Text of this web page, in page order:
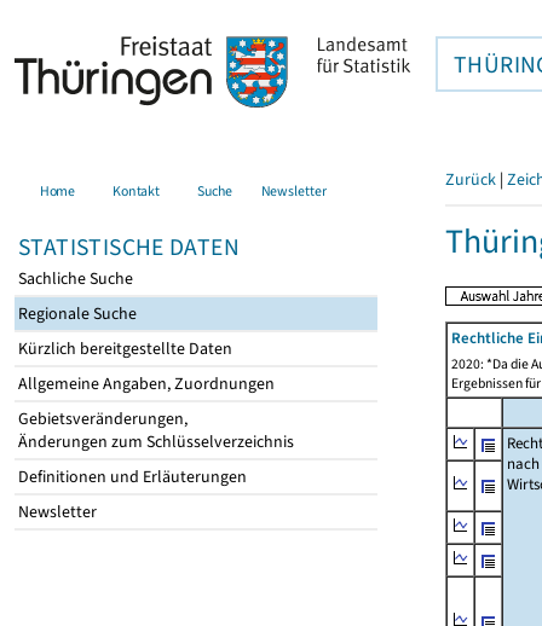
Home Kontakt Suche Newsletter
STATISTISCHE DATEN
Sachliche Suche
Regionale Suche
Kürzlich bereitgestellte Daten
Allgemeine Angaben, Zuordnungen
Gebietsveränderungen,
Änderungen zum Schlüsselverzeichnis
Definitionen und Erläuterungen
Newsletter
Zurück |
Rechtliche
2020: *Da die
Ergebnissen